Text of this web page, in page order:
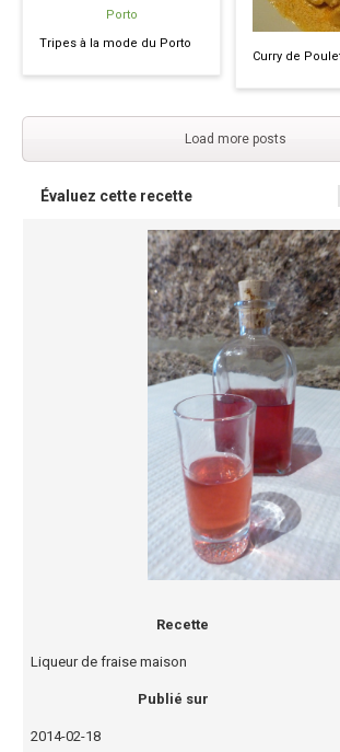
Tripes à la mode du Porto
Curry de
Load more posts
Évaluez cette recette
Recette
Liqueur de fraise maison
Publié sur
2014-02-18